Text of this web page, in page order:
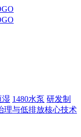
湿 1480水泵 研发制
理与低排放核心技术